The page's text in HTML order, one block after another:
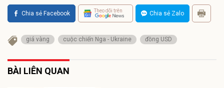
Chia sẻ Facebook Theo dõi trên Chia sẻ Zalo
giá vàng cuộc chiến Nga - Ukraine đồng USD
BÀI LIÊN QUAN